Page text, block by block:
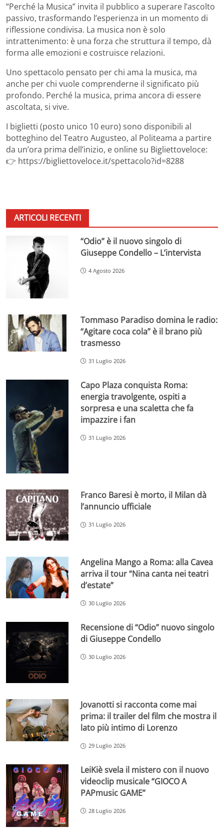
“Perché la Musica” invita il pubblico a superare l’ascolto
passivo, trasformando l’esperienza in un momento di
riflessione condivisa. La musica non è solo
intrattenimento: è una forza che struttura il tempo, dà
forma alle emozioni e costruisce relazioni.
Uno spettacolo pensato per chi ama la musica, ma
anche per chi vuole comprenderne il significato più
profondo. Perché la musica, prima ancora di essere
ascoltata, si vive.
I biglietti (posto unico 10 euro) sono disponibili al
botteghino del Teatro Augusteo, al Politeama a partire
da un’ora prima dell’inizio, e online su Bigliettoveloce:
👉 https://bigliettoveloce.it/spettacolo?id=8288
ARTICOLI RECENTI
“Odio” è il nuovo singolo di
Giuseppe Condello – L’intervista
4 Agosto 2026
Tommaso Paradiso domina le radio:
“Agitare coca cola” è il brano più
trasmesso
31 Luglio 2026
Capo Plaza conquista Roma:
energia travolgente, ospiti a
sorpresa e una scaletta che fa
impazzire i fan
31 Luglio 2026
Franco Baresi è morto, il Milan dà
l’annuncio ufficiale
31 Luglio 2026
Angelina Mango a Roma: alla Cavea
arriva il tour “Nina canta nei teatri
d’estate”
30 Luglio 2026
Recensione di “Odio” nuovo singolo
di Giuseppe Condello
30 Luglio 2026
Jovanotti si racconta come mai
prima: il trailer del film che mostra il
lato più intimo di Lorenzo
29 Luglio 2026
LeiKiè svela il mistero con il nuovo
videoclip musicale “GIOCO A
PAPmusic GAME”
28 Luglio 2026